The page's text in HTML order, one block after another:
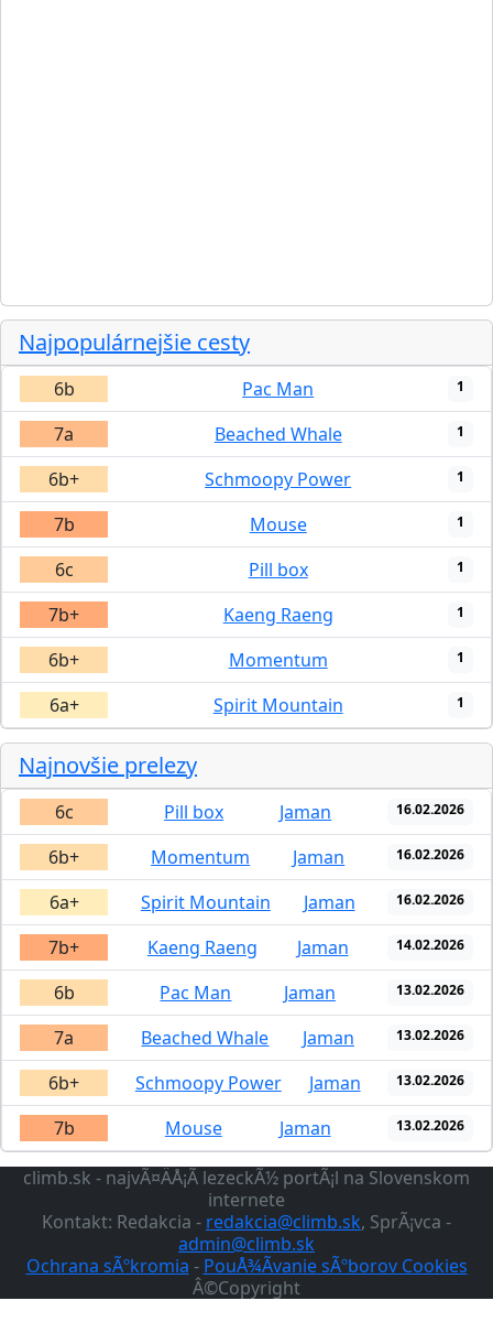
Najpopulárnejšie cesty
6b Pac Man 1
7a Beached Whale 1
6b+ Schmoopy Power 1
7b Mouse 1
6c Pill box 1
7b+ Kaeng Raeng 1
6b+ Momentum 1
6a+ Spirit Mountain 1
Najnovšie prelezy
6c Pill box Jaman 16.02.2026
6b+ Momentum Jaman 16.02.2026
6a+ Spirit Mountain Jaman 16.02.2026
7b+ Kaeng Raeng Jaman 14.02.2026
6b Pac Man Jaman 13.02.2026
7a Beached Whale Jaman 13.02.2026
6b+ Schmoopy Power Jaman 13.02.2026
7b Mouse Jaman 13.02.2026
climb.sk - najvÃ¤ÄÅ¡Ã­ lezeckÃ½ portÃ¡l na Slovenskom
internete
Kontakt: Redakcia - redakcia@climb.sk, SprÃ¡vca -
admin@climb.sk
Ochrana sÃºkromia - PouÅ¾Ã­vanie sÃºborov Cookies
Â©Copyright